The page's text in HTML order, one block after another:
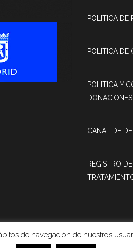
POLITICA DE
POLITICA DE
POLITICA Y
DONACIONES
CANAL DE
REGISTRO
de navegación de nuestros